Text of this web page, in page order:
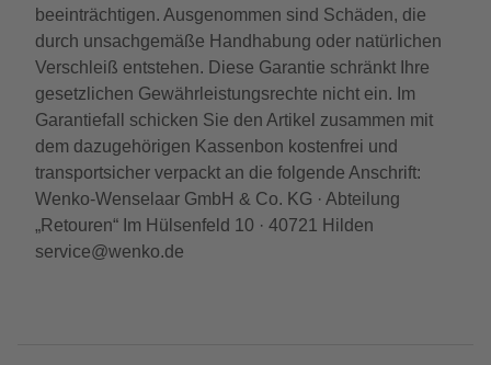
beeinträchtigen. Ausgenommen sind Schäden, die
durch unsachgemäße Handhabung oder natürlichen
Verschleiß entstehen. Diese Garantie schränkt Ihre
gesetzlichen Gewährleistungsrechte nicht ein. Im
Garantiefall schicken Sie den Artikel zusammen mit
dem dazugehörigen Kassenbon kostenfrei und
transportsicher verpackt an die folgende Anschrift:
Wenko-Wenselaar GmbH & Co. KG · Abteilung
„Retouren“ Im Hülsenfeld 10 · 40721 Hilden
service@wenko.de